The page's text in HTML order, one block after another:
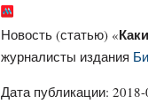
Новость (статью) «
журналисты издания
Дата публикации: